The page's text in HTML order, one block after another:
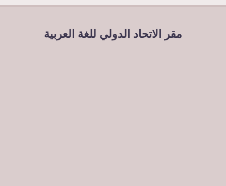
مقر الاتحاد الدولي للغة العربية